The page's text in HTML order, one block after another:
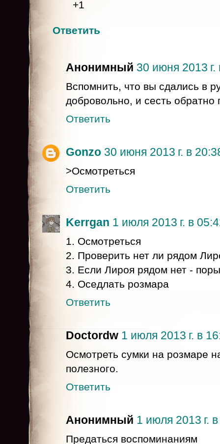
+1
Ответить
Анонимный 30 июня 2013 г.
Вспомнить, что вы сдались в
добровольно, и сесть обратно
Ответить
Gonzo 30 июня 2013 г. в
>Осмотреться
Ответить
Kerrgan 1 июля 2013 г. в
1. Осмотреться
2. Проверить нет ли рядом
3. Если Лироя рядом нет -
4. Оседлать розмара
Ответить
Doctordw 1 июля 2013 г. в
Осмотреть сумки на розмаре
полезного.
Ответить
Анонимный 1 июля 2013 г.
Предаться воспоминаниям